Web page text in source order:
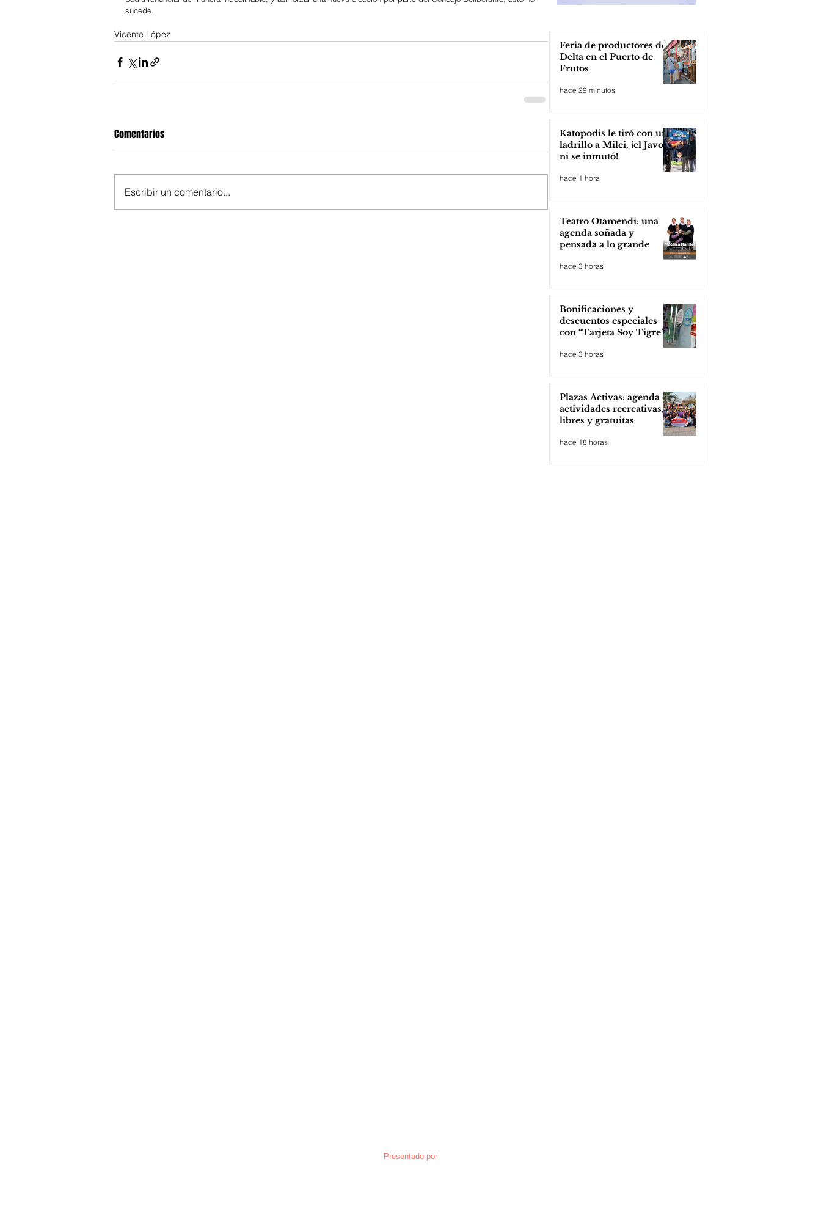
sucede.
Vicente López
Comentarios
Escribir un comentario...
Feria de productores del
Delta en el Puerto de
Frutos
hace 29 minutos
Katopodis le tiró con un
ladrillo a Milei, ¡el Javo
ni se inmutó!
hace 1 hora
Teatro Otamendi: una
agenda soñada y
pensada a lo grande
hace 3 horas
Bonificaciones y
descuentos especiales
con “Tarjeta Soy Tigre”
hace 3 horas
Plazas Activas: agenda de
actividades recreativas,
libres y gratuitas
hace 18 horas
Presentado por